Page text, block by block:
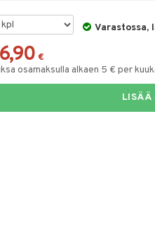
Varastossa,
€
osamaksulla alkaen 5 € per
LISÄÄ